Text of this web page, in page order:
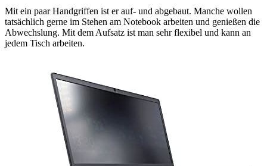
Mit ein paar Handgriffen ist er auf- und abgebaut. Manche wollen
tatsächlich gerne im Stehen am Notebook arbeiten und genießen die
Abwechslung. Mit dem Aufsatz ist man sehr flexibel und kann an
jedem Tisch arbeiten.